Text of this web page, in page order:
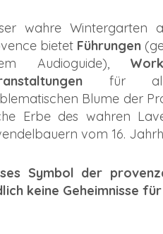
wahre Wintergarten
bietet Führungen
Audioguide),
für alle
Blume der
Erbe des wahren
vom 16.
Symbol der
keine Geheimnisse